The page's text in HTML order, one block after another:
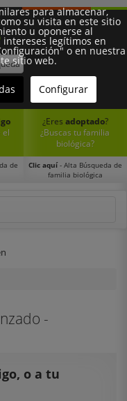
el
de
¿Eres adoptado?
¿Buscas tu familia
biológica?
Clic aquí- Alta Búsqueda de
familia biológica
-
o a tu
para almacenar,
su visita en este sitio
u oponerse al
legítimos en
o en nuestra
sitio web.
Configurar